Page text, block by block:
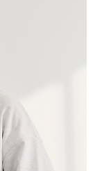
需要取消訂單，請聯絡
效，需透過AFTEE先享
顯示為準，若有關於
聯繫「AFTEE先享後付
support/home
享後付」服務完成之交
易相關給付款項請求債
之同意方可使用